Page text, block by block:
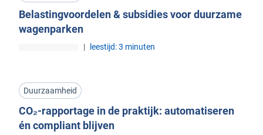
Belastingvoordelen & subsidies voor duurzame
wagenparken
| leestijd: 3 minuten
Duurzaamheid
CO₂-rapportage in de praktijk: automatiseren
én compliant blijven